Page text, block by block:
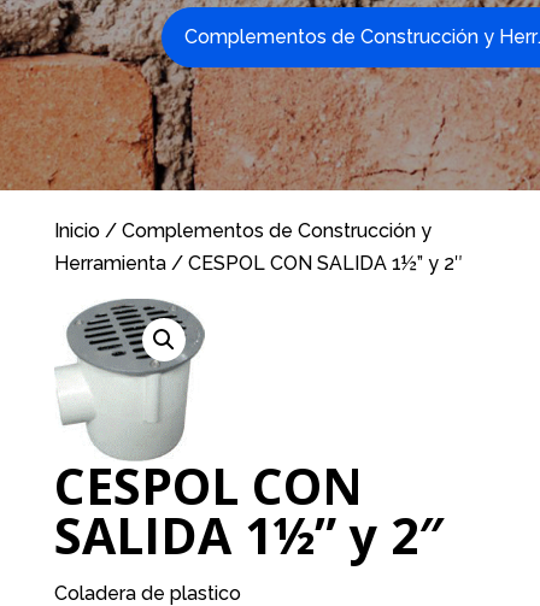
Inicio/ Complementos de Construcción y
Herramienta/ CESPOL CON SALIDA 1½” y 2″
CESPOL CON
SALIDA 1½” y 2″
Coladera de plastico